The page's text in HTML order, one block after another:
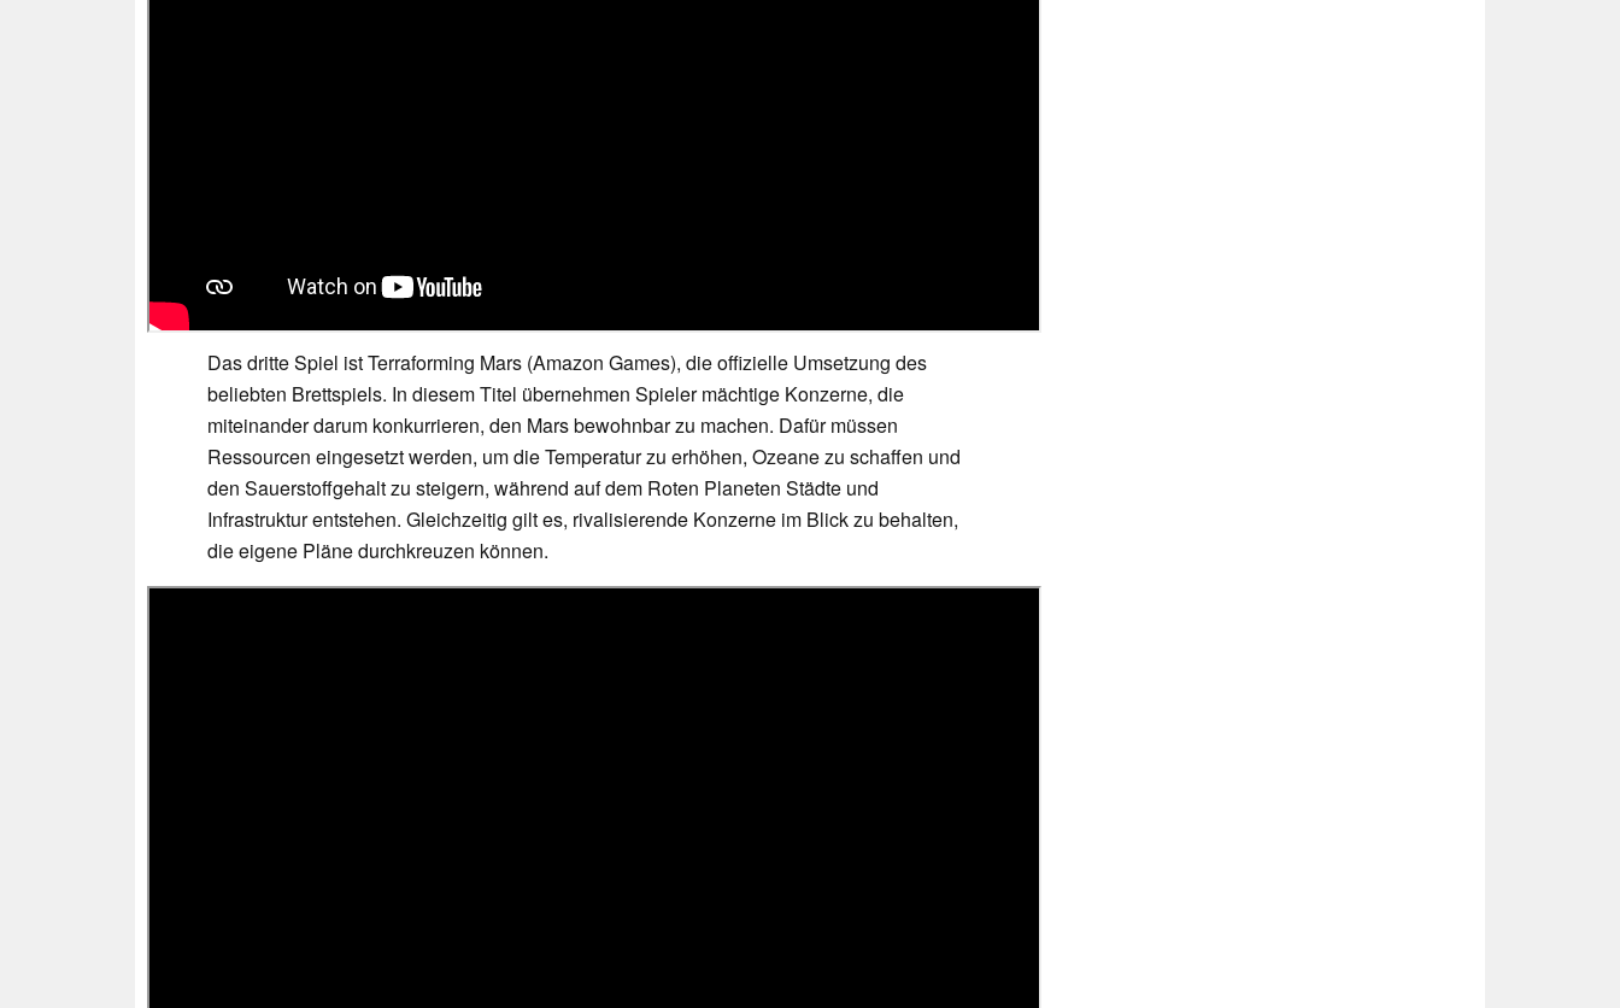
Das dritte Spiel ist Terraforming Mars (Amazon Games), die offizielle Umsetzung des
beliebten Brettspiels. In diesem Titel übernehmen Spieler mächtige Konzerne, die
miteinander darum konkurrieren, den Mars bewohnbar zu machen. Dafür müssen
Ressourcen eingesetzt werden, um die Temperatur zu erhöhen, Ozeane zu schaffen und
den Sauerstoffgehalt zu steigern, während auf dem Roten Planeten Städte und
Infrastruktur entstehen. Gleichzeitig gilt es, rivalisierende Konzerne im Blick zu behalten,
die eigene Pläne durchkreuzen können.